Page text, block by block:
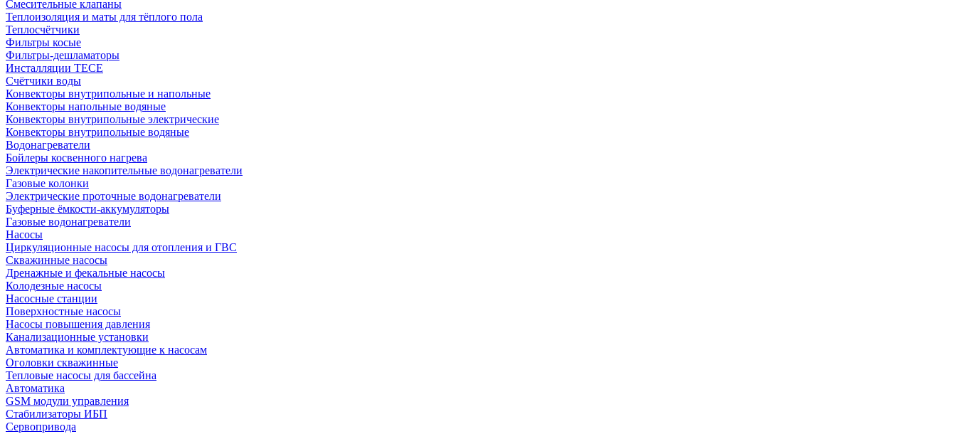
Смесительные клапаны
Теплоизоляция и маты для тёплого пола
Теплосчётчики
Фильтры косые
Фильтры-дешламаторы
Инсталляции TECE
Счётчики воды
Конвекторы внутрипольные и напольные
Конвекторы напольные водяные
Конвекторы внутрипольные электрические
Конвекторы внутрипольные водяные
Водонагреватели
Бойлеры косвенного нагрева
Электрические накопительные водонагреватели
Газовые колонки
Электрические проточные водонагреватели
Буферные ёмкости-аккумуляторы
Газовые водонагреватели
Насосы
Циркуляционные насосы для отопления и ГВС
Скважинные насосы
Дренажные и фекальные насосы
Колодезные насосы
Насосные станции
Поверхностные насосы
Насосы повышения давления
Канализационные установки
Автоматика и комплектующие к насосам
Оголовки скважинные
Тепловые насосы для бассейна
Автоматика
GSM модули управления
Стабилизаторы ИБП
Сервопривода